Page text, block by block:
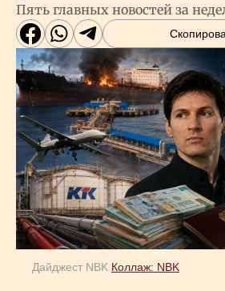
Пять главных новостей за
Дайджест NBK Коллаж: NBK